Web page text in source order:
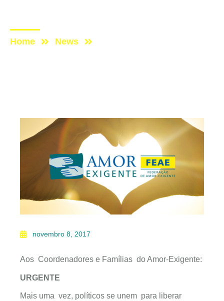
Home News
novembro 8, 2017
Aos Coordenadores e Famílias do Amor-Exigente:
URGENTE
Mais uma vez, políticos se unem para liberar